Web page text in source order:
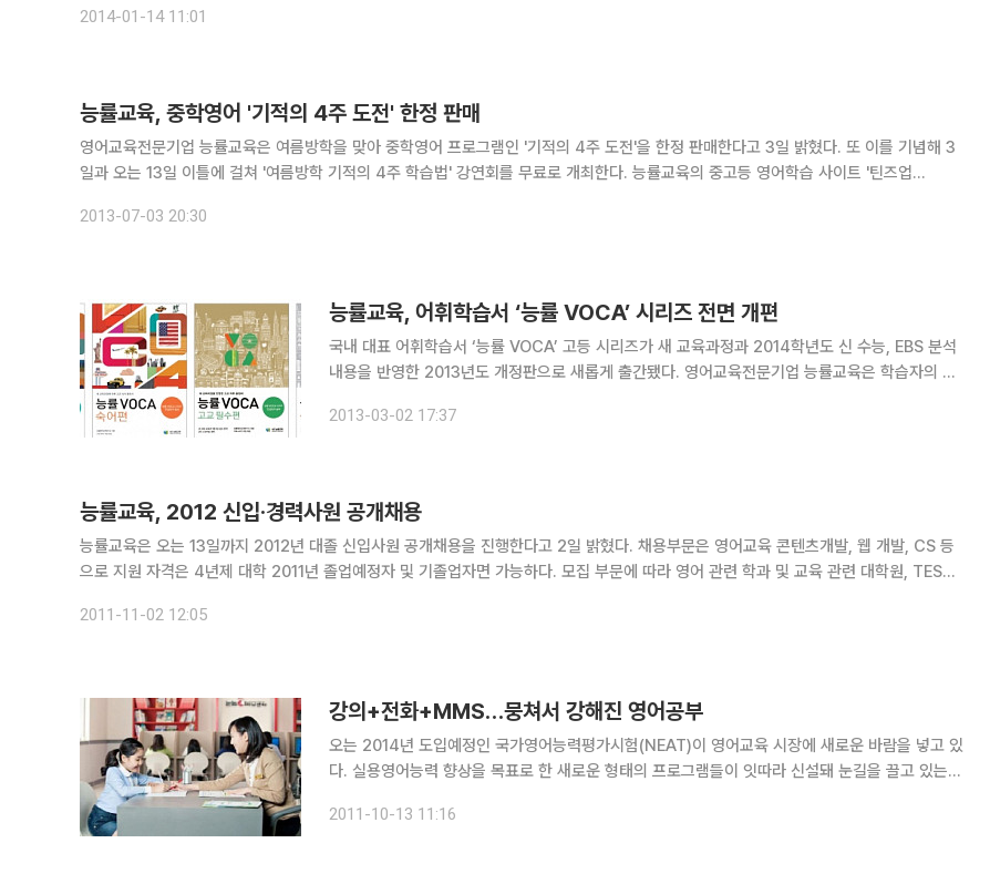
2014-01-14 11:01
능률교육, 중학영어 '기적의 4주 도전' 한정 판매
영어교육전문기업 능률교육은 여름방학을 맞아 중학영어 프로그램인 '기적의 4주 도전'을 한정 판매한다고 3일 밝혔다. 또 이를 기념해 3
일과 오는 13일 이틀에 걸쳐 '여름방학 기적의 4주 학습법' 강연회를 무료로 개최한다. 능률교육의 중고등 영어학습 사이트 '틴즈업
2013-07-03 20:30
능률교육, 어휘학습서 ‘능률 VOCA’ 시리즈 전면 개편
국내 대표 어휘학습서 ‘능률 VOCA’ 고등 시리즈가 새 교육과정과 2014학년도 신 수능, EBS 분석
내용을 반영한 2013년도 개정판으로 새롭게 출간됐다. 영어교육전문기업 능률교육은 학습자의 다
편 △숙어편 △고교 필수편 △수능 실전편 총 4권으로 전면
2013-03-02 17:37
능률교육, 2012 신입·경력사원 공개채용
능률교육은 오는 13일까지 2012년 대졸 신입사원 공개채용을 진행한다고 2일 밝혔다. 채용부문은 영어교육 콘텐츠개발, 웹 개발, CS 등
으로 지원 자격은 4년제 대학 2011년 졸업예정자 및 기졸업자면 가능하다. 모집 부문에 따라 영어 관련 학과 및 교육 관련 대학원, TESOL
2011-11-02 12:05
강의+전화+MMS…뭉쳐서 강해진 영어공부
오는 2014년 도입예정인 국가영어능력평가시험(NEAT)이 영어교육 시장에 새로운 바람을 넣고 있
다. 실용영어능력 향상을 목표로 한 새로운 형태의 프로그램들이 잇따라 신설돼 눈길을 끌고 있는
2011-10-13 11:16